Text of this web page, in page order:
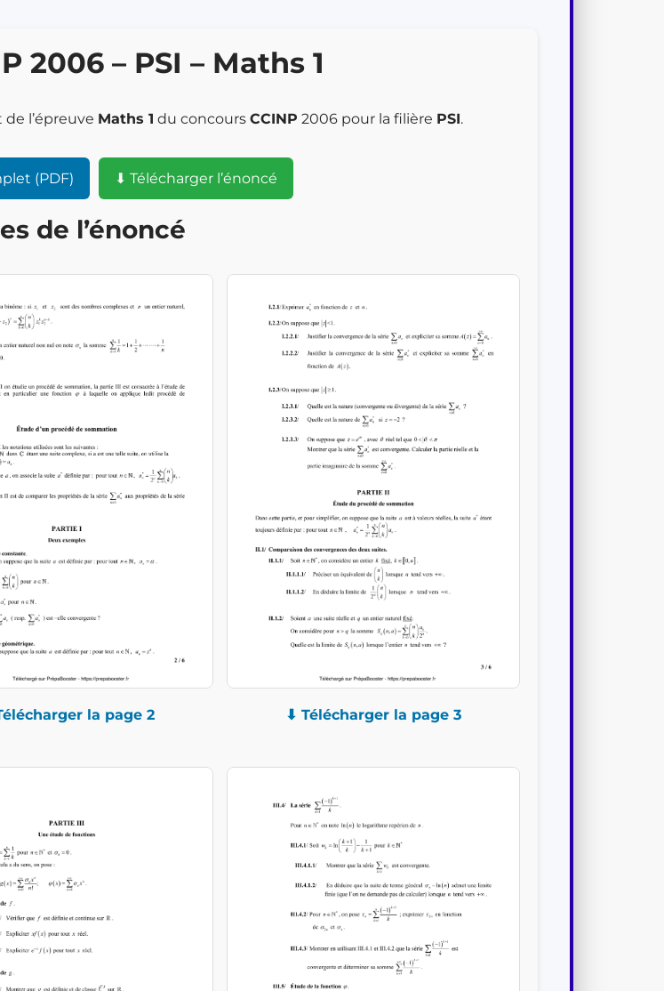
2006 – PSI – Maths 1
l’épreuve Maths 1 du concours CCINP 2006 pour la filière PSI.
(PDF) ⬇ Télécharger l’énoncé
de l’énoncé
la page 2 ⬇ Télécharger la page 3